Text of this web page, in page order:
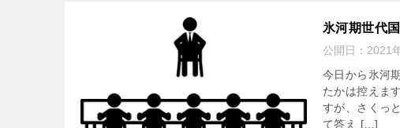
氷河期世代
公開日： 2021
今日から氷河
たかは控えま
すが、さくっ
て答え […]